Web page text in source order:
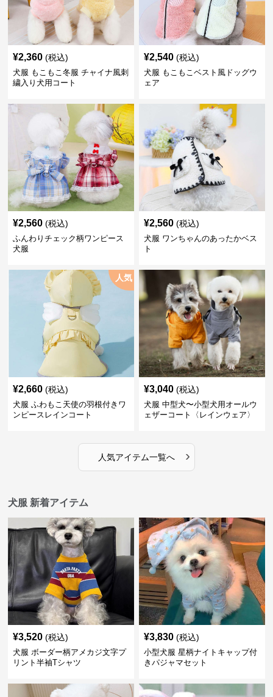
¥2,360 (税込)
犬服 もこもこ冬服 チャイナ風刺
繍入り犬用コート
¥2,540 (税込)
犬服 もこもこベスト風ドッグウ
ェア
¥2,560 (税込)
ふんわりチェック柄ワンピース
犬服
¥2,560 (税込)
犬服 ワンちゃんのあったかベス
ト
人気
¥2,660 (税込)
犬服 ふわもこ天使の羽根付きワ
ンピースレインコート
¥3,040 (税込)
犬服 中型犬〜小型犬用オールウ
ェザーコート〈レインウェア〉
人気アイテム一覧へ ›
犬服 新着アイテム
¥3,520 (税込)
犬服 ボーダー柄アメカジ文字プ
リント半袖Tシャツ
¥3,830 (税込)
小型犬服 星柄ナイトキャップ付
きパジャマセット